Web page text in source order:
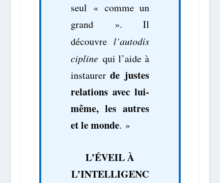
seul « comme un
grand ». Il
découvre l’autodis
cipline qui l’aide à
instaurer de justes
relations avec lui-
même, les autres
et le monde. »
L’ÉVEIL À
L’INTELLIGENC